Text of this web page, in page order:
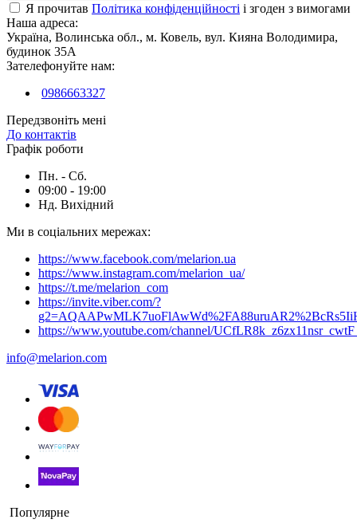
Я прочитав Політика конфіденційності і згоден з вимогами
Наша адреса:
Україна, Волинська обл., м. Ковель, вул. Кияна Володимира,
будинок 35А
Зателефонуйте нам:
0986663327
Передзвоніть мені
До контактів
Графік роботи
Пн. - Сб.
09:00 - 19:00
Нд. Вихідний
Ми в соціальних мережах:
https://www.facebook.com/melarion.ua
https://www.instagram.com/melarion_ua/
https://t.me/melarion_com
https://invite.viber.com/?
https://www.youtube.com/channel/
info@melarion.com
Популярне